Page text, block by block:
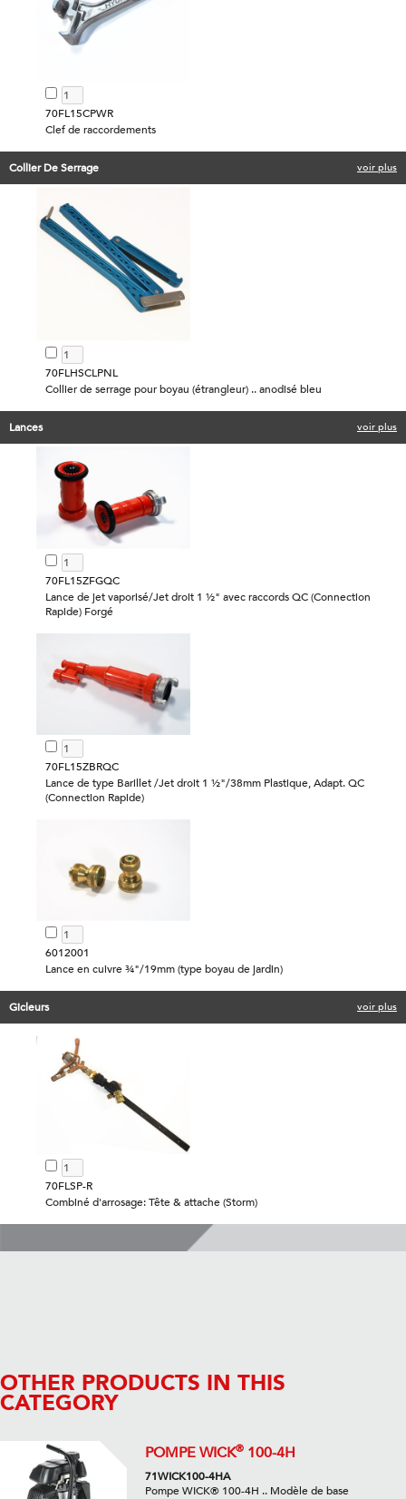
70FL15CPWR
Clef de raccordements
Collier De Serrage voir plus
70FLHSCLPNL
Collier de serrage pour boyau (étrangleur) .. anodisé bleu
Lances voir plus
70FL15ZFGQC
Lance de jet vaporisé/Jet droit 1 ½" avec raccords QC (Connection
Rapide) Forgé
70FL15ZBRQC
Lance de type Barillet /Jet droit 1 ½"/38mm Plastique, Adapt. QC
(Connection Rapide)
6012001
Lance en cuivre ¾"/19mm (type boyau de jardin)
Gicleurs voir plus
70FLSP-R
Combiné d'arrosage: Tête & attache (Storm)
OTHER PRODUCTS IN THIS
CATEGORY
POMPE WICK® 100-4H
71WICK100-4HA
Pompe WICK® 100-4H .. Modèle de base